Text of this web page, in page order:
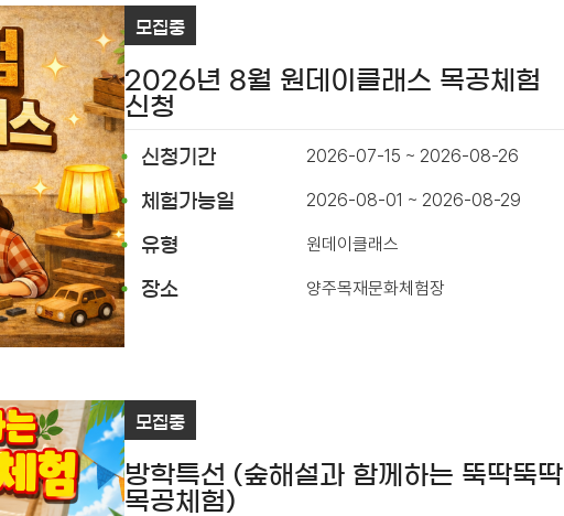
모집중
2026년 8월 원데이클래스 목공체험
신청
신청기간 2026-07-15 ~ 2026-08-26
체험가능일 2026-08-01 ~ 2026-08-29
유형 원데이클래스
장소 양주목재문화체험장
모집중
방학특선 (숲해설과 함께하는 뚝딱뚝딱
목공체험)